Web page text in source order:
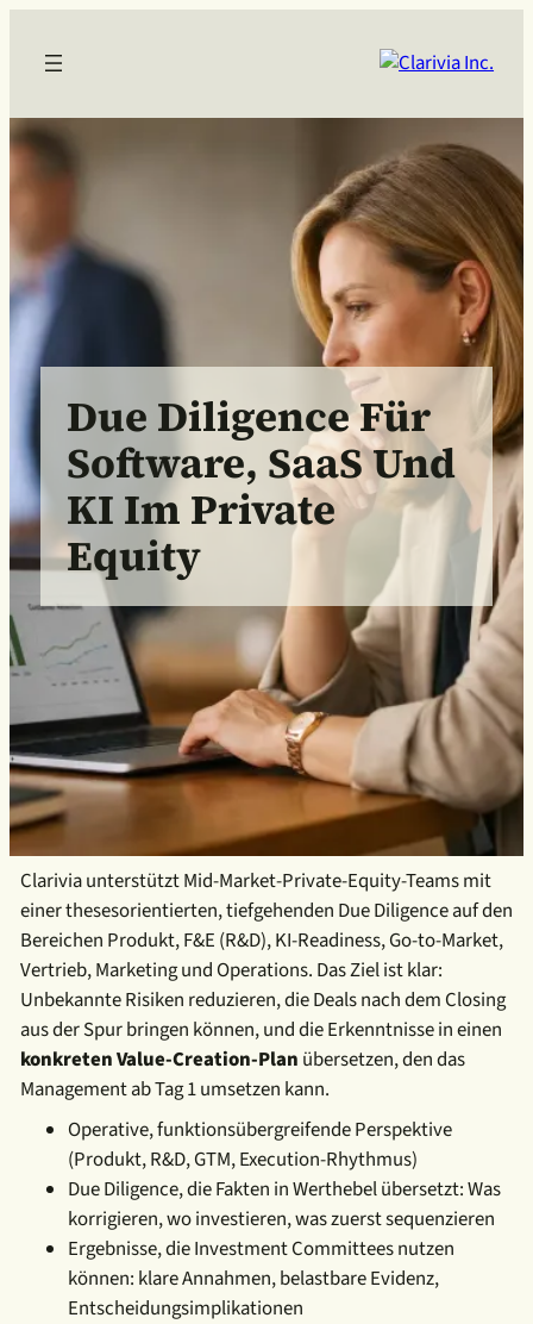
Due Diligence Für
Software, SaaS Und
KI Im Private
Equity
Clarivia unterstützt Mid-Market-Private-Equity-Teams mit
einer thesesorientierten, tiefgehenden Due Diligence auf den
Bereichen Produkt, F&E (R&D), KI-Readiness, Go-to-Market,
Vertrieb, Marketing und Operations. Das Ziel ist klar:
Unbekannte Risiken reduzieren, die Deals nach dem Closing
aus der Spur bringen können, und die Erkenntnisse in einen
konkreten Value-Creation-Plan übersetzen, den das
Management ab Tag 1 umsetzen kann.
Operative, funktionsübergreifende Perspektive
(Produkt, R&D, GTM, Execution-Rhythmus)
Due Diligence, die Fakten in Werthebel übersetzt: Was
korrigieren, wo investieren, was zuerst sequenzieren
Ergebnisse, die Investment Committees nutzen
können: klare Annahmen, belastbare Evidenz,
Entscheidungsimplikationen